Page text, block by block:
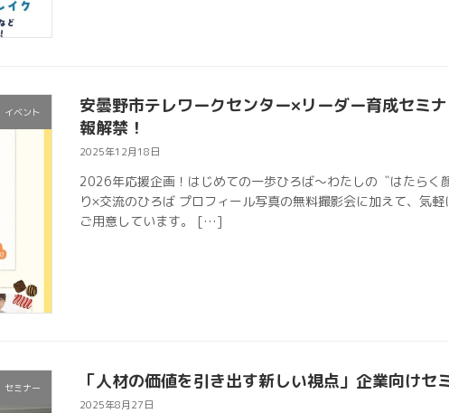
イベント
安曇野市テレワークセンター×リーダー育成セミ
報解禁！
2025年12月18日
2026年応援企画！はじめての一歩ひろば〜わたしの〝はたらく
り×交流のひろば プロフィール写真の無料撮影会に加えて、気
ご用意しています。 […]
セミナー 「人材の価値を引き出す新しい視点」企業向けセ
2025年8月27日